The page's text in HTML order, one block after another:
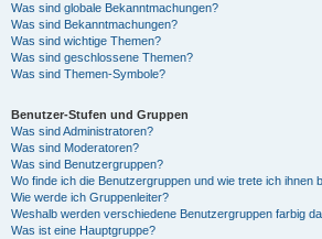
Was sind globale Bekanntmachungen?
Was sind Bekanntmachungen?
Was sind wichtige Themen?
Was sind geschlossene Themen?
Was sind Themen-Symbole?
Benutzer-Stufen und Gruppen
Was sind Administratoren?
Was sind Moderatoren?
Was sind Benutzergruppen?
Wo finde ich die Benutzergruppen und wie trete ich ihnen
Wie werde ich Gruppenleiter?
Weshalb werden verschiedene Benutzergruppen farbig
Was ist eine Hauptgruppe?